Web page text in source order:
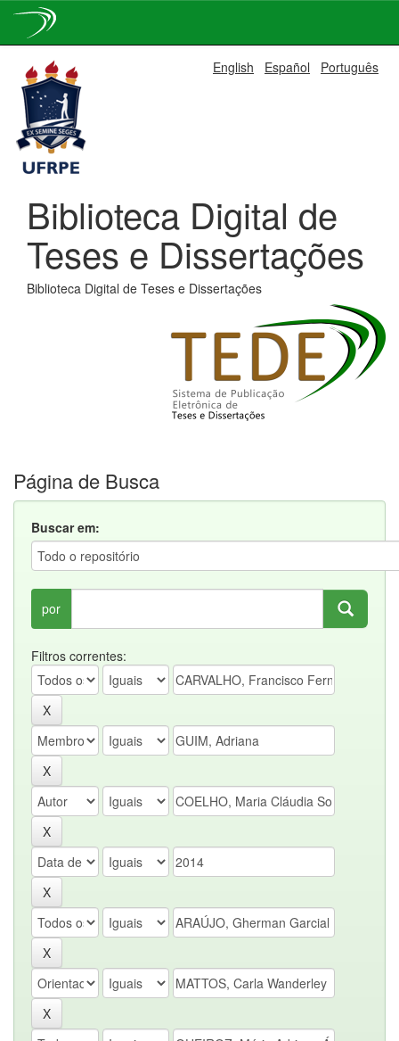
navigation
English Español Português
Biblioteca Digital de
Teses e Dissertações
Biblioteca Digital de Teses e Dissertações
Página de Busca
Buscar em:
por
Filtros correntes: